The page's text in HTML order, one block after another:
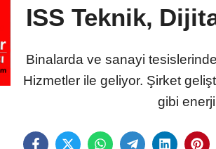
ISS Teknik,
Binalarda ve sanayi
Hizmetler ile geliyor. Şirket
gibi